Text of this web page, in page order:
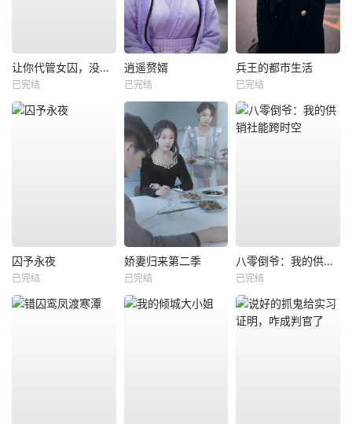
让你代管女囚，没让你称帝啊
已完结
逍遥赘婿
已完结
兵王的都市生活
已完结
囚予永夜
已完结
娇妻归来第二季
已完结
八零倒爷：我的供销社能跨时空
已完结